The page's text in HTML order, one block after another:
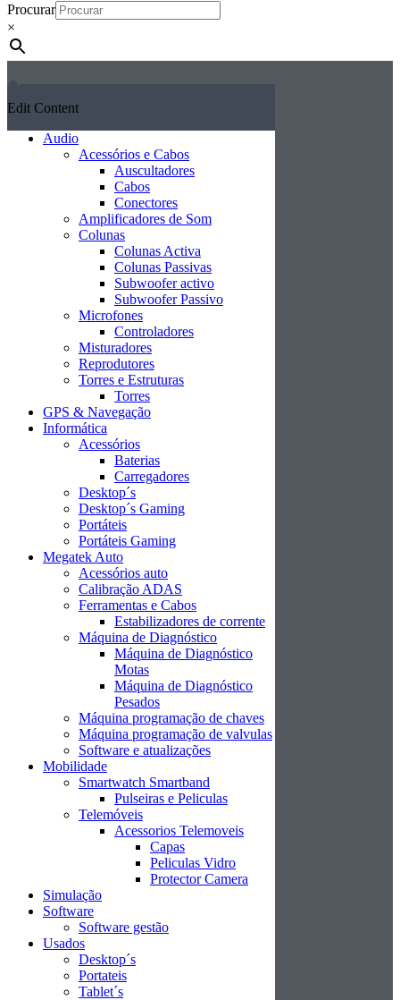
Procurar
×
Edit Content
Audio
Acessórios e Cabos
Auscultadores
Cabos
Conectores
Amplificadores de Som
Colunas
Colunas Activa
Colunas Passivas
Subwoofer activo
Subwoofer Passivo
Microfones
Controladores
Misturadores
Reprodutores
Torres e Estruturas
Torres
GPS & Navegação
Informática
Acessórios
Baterias
Carregadores
Desktop´s
Desktop´s Gaming
Portáteis
Portáteis Gaming
Megatek Auto
Acessórios auto
Calibração ADAS
Ferramentas e Cabos
Estabilizadores de corrente
Máquina de Diagnóstico
Máquina de Diagnóstico
Motas
Máquina de Diagnóstico
Pesados
Máquina programação de chaves
Máquina programação de valvulas
Software e atualizações
Mobilidade
Smartwatch Smartband
Pulseiras e Peliculas
Telemóveis
Acessorios Telemoveis
Capas
Peliculas Vidro
Protector Camera
Simulação
Software
Software gestão
Usados
Desktop´s
Portateis
Tablet´s